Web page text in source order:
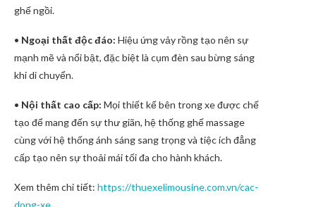
ghế ngồi.
• Ngoại thất độc đáo: Hiệu ứng vảy rồng tạo nên sự
mạnh mẽ và nổi bật, đặc biệt là cụm đèn sau bừng sáng
khi di chuyển.
• Nội thất cao cấp: Mọi thiết kế bên trong xe được chế
tạo để mang đến sự thư giãn, hệ thống ghế massage
cùng với hệ thống ánh sáng sang trọng và tiệc ích đẳng
cấp tạo nên sự thoải mái tối đa cho hành khách.
Xem thêm chi tiết: https://thuexelimousine.com.vn/cac-